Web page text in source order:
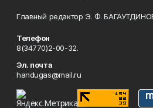
Главный редактор Э. Ф.
Телефон
8(34770)2-00-32.
Эл. почта
handugas@mail.ru